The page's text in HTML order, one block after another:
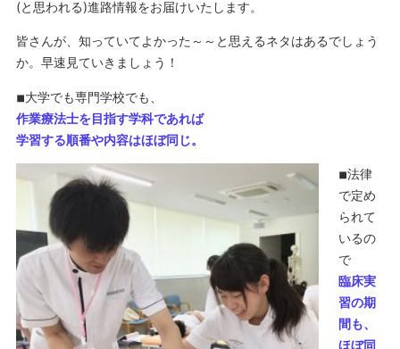
(と思われる)進路情報をお届けいたします。
皆さんが、知っていてよかった～～と思えるネタはあるでしょう
か。早速見ていきましょう！
◾︎大学でも専門学校でも、
作業療法士を目指す学科であれば
学習する順番や内容はほぼ同じ。
◾︎法律
で定め
られて
いるの
で
臨床実
習の期
間も、
ほぼ同